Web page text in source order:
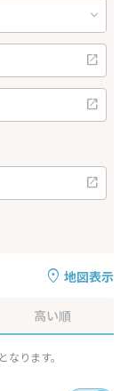
地図表示
高い順
ります。